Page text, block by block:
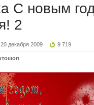
С новым
2
20 декабря 2009 9 719